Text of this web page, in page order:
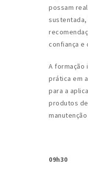
possam
sustentada,
confiança e
A formação
prática em
para a
produtos
09h30